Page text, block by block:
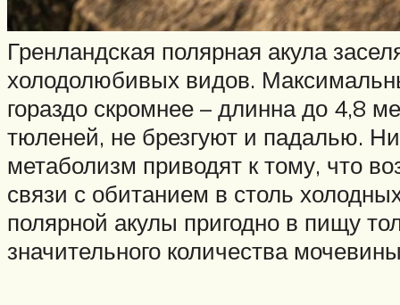
Гренландская полярная акула
холодолюбивых видов.
гораздо скромнее – длинна до 4,8
тюленей, не брезгуют и падалью.
метаболизм приводят к тому, что
связи с обитанием в столь
полярной акулы пригодно в пищу
значительного количества